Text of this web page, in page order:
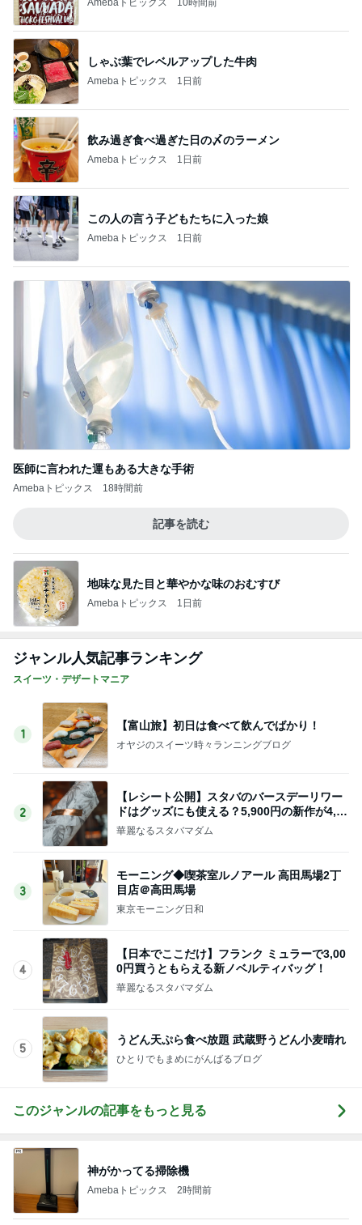
しゃぶ葉でレベルアップした牛肉
Amebaトピックス 1日前
飲み過ぎ食べ過ぎた日の〆のラーメン
Amebaトピックス 1日前
この人の言う子どもたちに入った娘
Amebaトピックス 1日前
医師に言われた運もある大きな手術
Amebaトピックス 18時間前
記事を読む
地味な見た目と華やかな味のおむすび
Amebaトピックス 1日前
ジャンル人気記事ランキング
スイーツ・デザートマニア
1
【富山旅】初日は食べて飲んでばかり！
オヤジのスイーツ時々ランニングブログ
2
【レシート公開】スタバのバースデーリワー
ドはグッズにも使える？5,900円の新作が4,88
1円に
華麗なるスタバマダム
3
モーニング◆喫茶室ルノアール 高田馬場2丁
目店＠高田馬場
東京モーニング日和
4
【日本でここだけ】フランク ミュラーで3,00
0円買うともらえる新ノベルティバッグ！
華麗なるスタバマダム
5
うどん天ぷら食べ放題 武蔵野うどん小麦晴れ
ひとりでもまめにがんばるブログ
このジャンルの記事をもっと見る
神がかってる掃除機
Amebaトピックス 2時間前